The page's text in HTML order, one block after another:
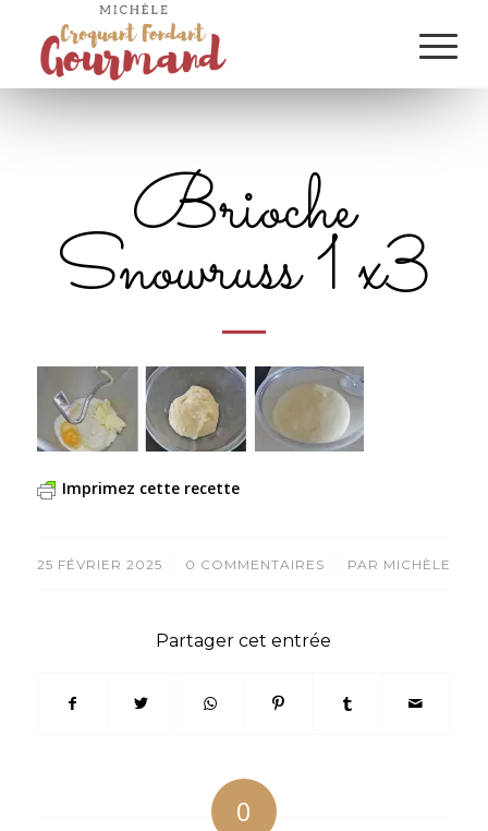
Brioche
Snowruss 1 x3
Imprimez cette recette
25 FÉVRIER 2025
/ 0 COMMENTAIRES
/ PAR MICHÈLE
Partager cet entrée
0